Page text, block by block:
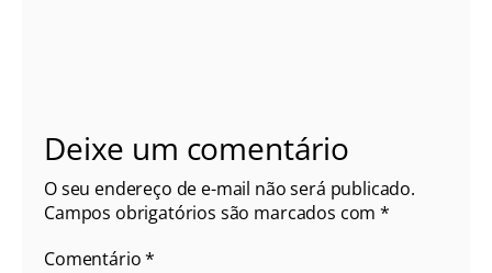
Deixe um comentário
O seu endereço de e-mail não será publicado.
Campos obrigatórios são marcados com*
Comentário*